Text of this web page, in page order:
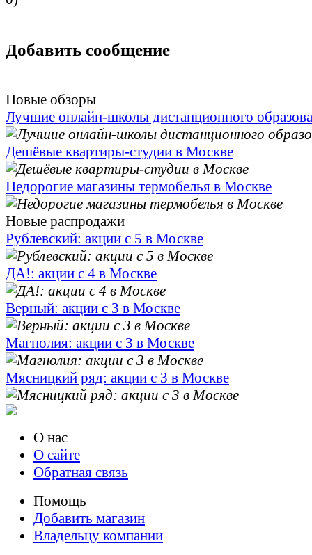
Добавить сообщение
Новые обзоры
Лучшие онлайн-школы дистанционного
Дешёвые квартиры-студии в Москве
Недорогие магазины термобелья в Москве
Новые распродажи
Рублевский: акции с 5 в Москве
ДА!: акции с 4 в Москве
Верный: акции с 3 в Москве
Магнолия: акции с 3 в Москве
Мясницкий ряд: акции с 3 в Москве
О нас
О сайте
Обратная связь
Помощь
Добавить магазин
Владельцу компании